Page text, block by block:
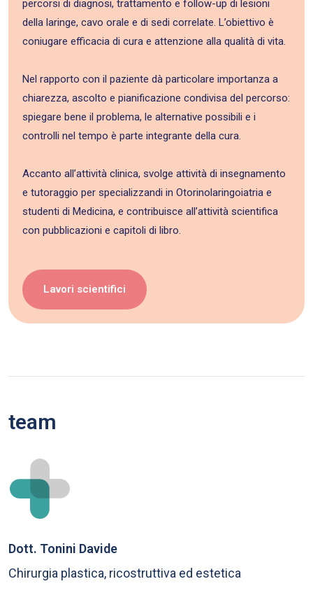
percorsi di diagnosi, trattamento e follow-up di lesioni
della laringe, cavo orale e di sedi correlate. L’obiettivo è
coniugare efficacia di cura e attenzione alla qualità di vita.
Nel rapporto con il paziente dà particolare importanza a
chiarezza, ascolto e pianificazione condivisa del percorso:
spiegare bene il problema, le alternative possibili e i
controlli nel tempo è parte integrante della cura.
Accanto all’attività clinica, svolge attività di insegnamento
e tutoraggio per specializzandi in Otorinolaringoiatria e
studenti di Medicina, e contribuisce all’attività scientifica
con pubblicazioni e capitoli di libro.
Lavori scientifici
team
Dott. Tonini Davide
Chirurgia plastica, ricostruttiva ed estetica